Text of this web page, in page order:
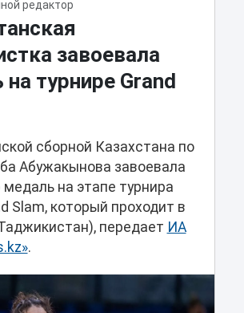
редактор
завоевала
турнире Grand
сборной Казахстана по
Абужакынова завоевала
на этапе турнира
Slam, который проходит в
передает ИА
.